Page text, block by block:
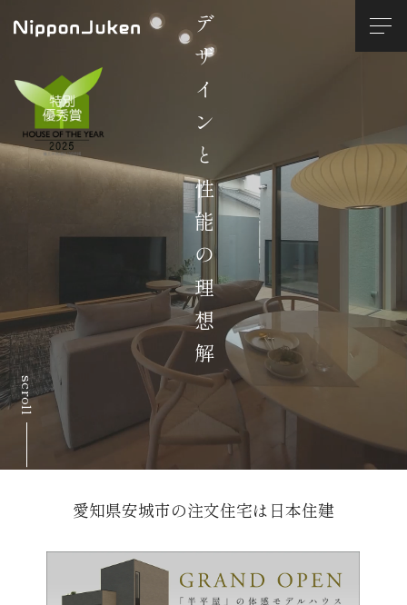
デザインと性能の理想解
scroll
愛知県安城市の注文住宅は日本住建